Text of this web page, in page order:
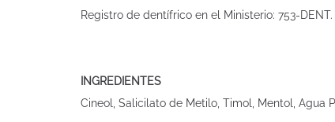
Registro de dentífrico en el Ministerio: 753-DENT.
INGREDIENTES
Cineol, Salicilato de Metilo, Timol, Mentol, Agua